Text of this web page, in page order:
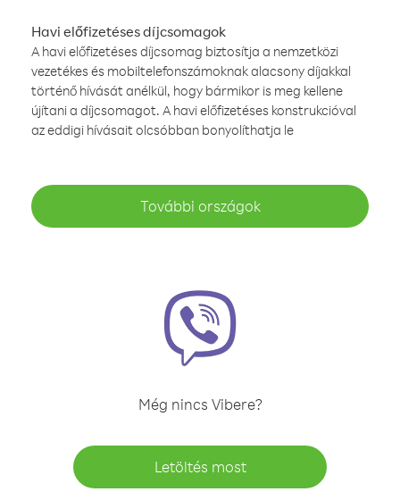
Havi előfizetéses díjcsomagok
A havi előfizetéses díjcsomag biztosítja a nemzetközi
vezetékes és mobiltelefonszámoknak alacsony díjakkal
történő hívását anélkül, hogy bármikor is meg kellene
újítani a díjcsomagot. A havi előfizetéses konstrukcióval
az eddigi hívásait olcsóbban bonyolíthatja le
További országok
Még nincs Vibere?
Letöltés most